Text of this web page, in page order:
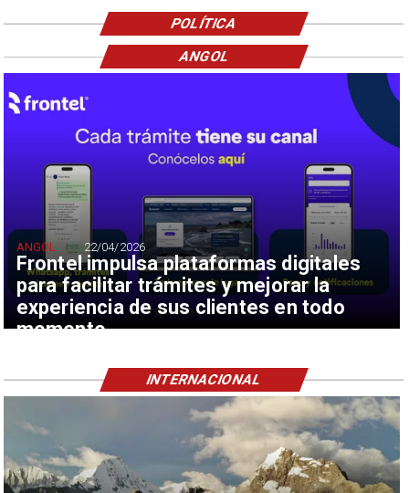
POLÍTICA
Frontel impulsa plataformas digitales
para facilitar trámites y mejorar la
experiencia de sus clientes en todo
momento
ANGOL 22/04/2026
ANGOL
INTERNACIONAL